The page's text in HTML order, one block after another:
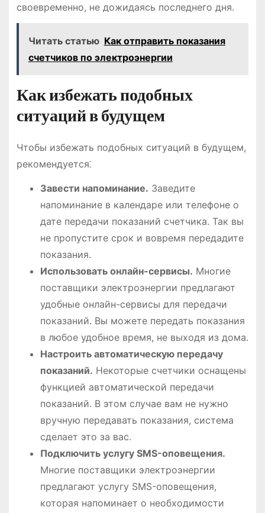
своевременно, не дожидаясь последнего дня.
Читать статью Как отправить показания
счетчиков по электроэнергии
Как избежать подобных
ситуаций в будущем
Чтобы избежать подобных ситуаций в будущем,
рекомендуется⁚
Завести напоминание. Заведите
напоминание в календаре или телефоне о
дате передачи показаний счетчика. Так вы
не пропустите срок и вовремя передадите
показания.
Использовать онлайн-сервисы. Многие
поставщики электроэнергии предлагают
удобные онлайн-сервисы для передачи
показаний. Вы можете передать показания
в любое удобное время, не выходя из дома.
Настроить автоматическую передачу
показаний. Некоторые счетчики оснащены
функцией автоматической передачи
показаний. В этом случае вам не нужно
вручную передавать показания, система
сделает это за вас.
Подключить услугу SMS-оповещения.
Многие поставщики электроэнергии
предлагают услугу SMS-оповещения,
которая напоминает о необходимости